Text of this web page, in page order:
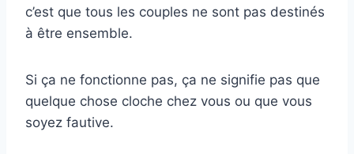
c’est que tous les couples ne sont pas destinés
à être ensemble.
Si ça ne fonctionne pas, ça ne signifie pas que
quelque chose cloche chez vous ou que vous
soyez fautive.